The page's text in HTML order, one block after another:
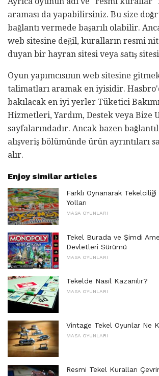
araması da yapabilirsiniz. Bu size
bağlantı vermede başarılı olabilir.
web sitesine değil, kuralların resmi
duyan bir hayran sitesi veya satış
Oyun yapımcısının web sitesine
talimatları aramak en iyisidir.
bakılacak en iyi yerler Tüketici
Hizmetleri, Yardım, Destek veya Bize
sayfalarındadır. Ancak bazen
alışveriş bölümünde ürün ayrıntıları
alır.
Enjoy similar articles
Farklı Oynanarak
Yolları
MASA OYUNLARI
Tekel Burada ve Şimdi
Devletleri Sürümü
MASA OYUNLARI
Tekelde Nasıl Kazanılır?
MASA OYUNLARI
Vintage Tekel Oyunlar Ne
MASA OYUNLARI
Resmi Tekel Kuralları